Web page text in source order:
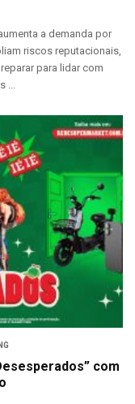
a demanda por
riscos reputacionais,
para lidar com
...
com